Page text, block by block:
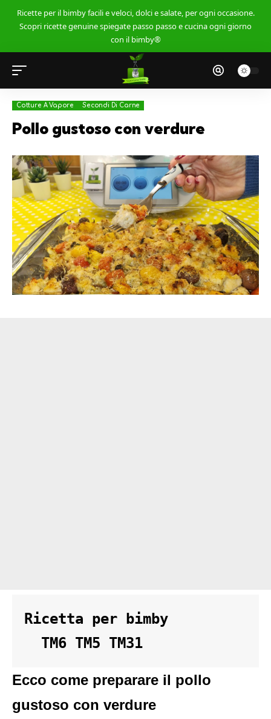
Ricette per il bimby facili e veloci, dolci e salate, per ogni occasione.
Scopri ricette genuine spiegate passo passo e cucina ogni giorno
con il bimby®
Cotture A Vapore Secondi Di Carne
Pollo gustoso con verdure
Ricetta per bimby
  TM6 TM5 TM31
Ecco come preparare il pollo
gustoso con verdure